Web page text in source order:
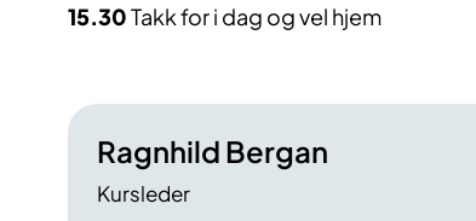
15.30Takk for i dag og vel hjem
Ragnhild Bergan
Kursleder